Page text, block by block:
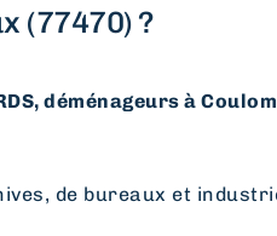
(77470) ?
déménageurs à
de bureaux et